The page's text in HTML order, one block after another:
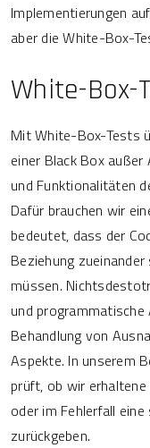
Implementierungen
aber die White-Box-
White-Box-
Mit White-Box-Tests
einer Black Box
und Funktionalitäten
Dafür brauchen wir
bedeutet, dass der
Beziehung
müssen.
und
Behandlung von
Aspekte. In unserem
prüft, ob wir
oder im Fehlerfall
zurückgeben.